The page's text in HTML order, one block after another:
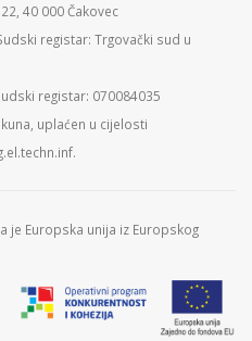
40 000 Čakovec
registar: Trgovački sud u
registar: 070084035
uplaćen u cijelosti
je Europska unija iz Europskog